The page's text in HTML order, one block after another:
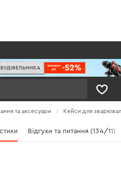
та аксесуари Кейси для
Відгуки та питання (134/11)